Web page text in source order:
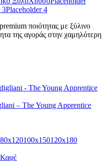
3Placeholder 4
ποιότητας με ξύλινο
της αγοράς στην χαμηλότερη
– The Young Apprentice
80x120100x150120x180
Καφέ